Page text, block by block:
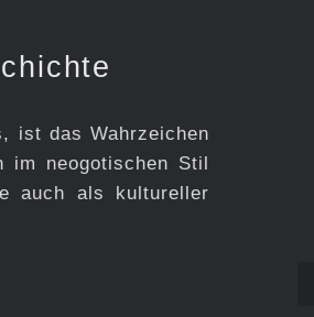
ist das Wahrzeichen
im neogotischen Stil
auch als kultureller